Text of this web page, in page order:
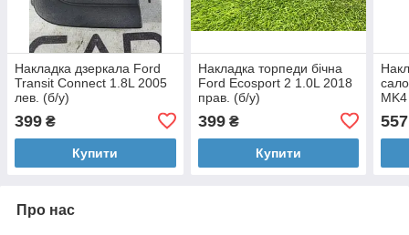
Накладка дзеркала Ford
Transit Connect 1.8L 2005
лев. (б/у)
399 ₴
Купити
Накладка торпеди бічна
Ford Ecosport 2 1.0L 2018
прав. (б/у)
399₴
Купити
557
Про нас